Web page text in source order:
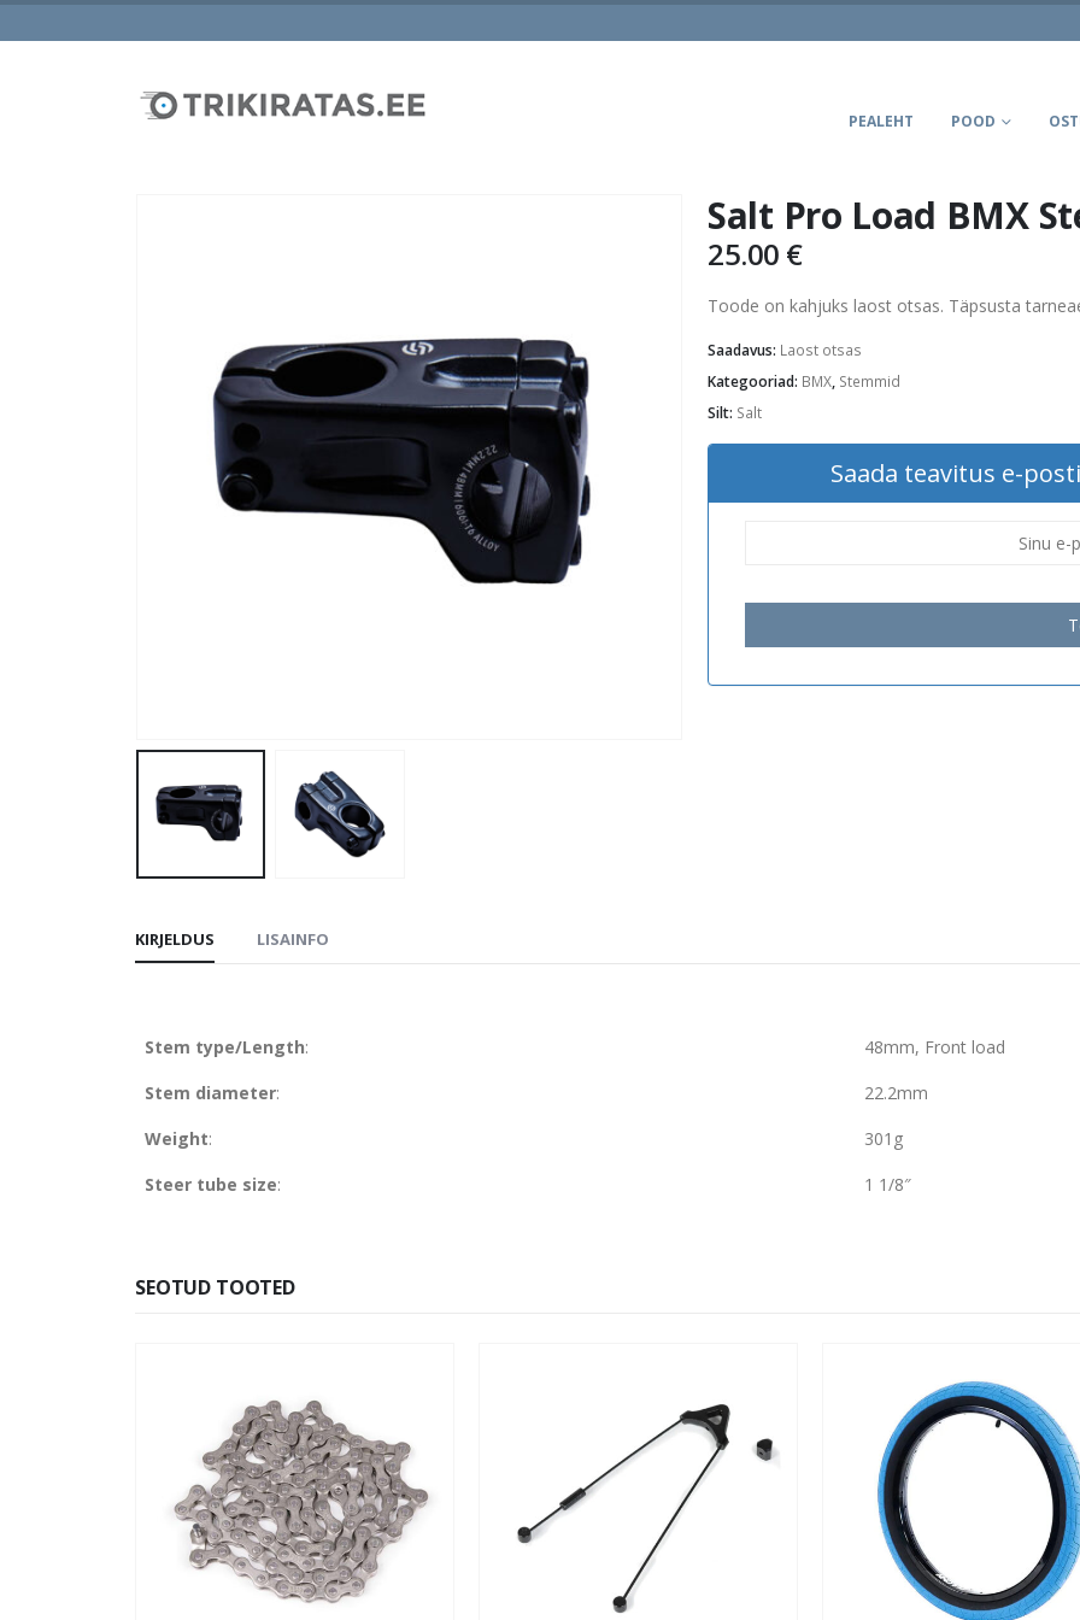
PEALEHT POOD
Salt Pro Load BMX
25.00 €
Toode on kahjuks laost otsas. Täpsusta
Saadavus: Laost otsas
Kategooriad: BMX, Stemmid
Silt: Salt
Saada teavitus e-
KIRJELDUS LISAINFO
Stem type/Length:
48mm, Front load
Stem diameter:
22.2mm
Weight:
301g
Steer tube size: 1 1/8″
SEOTUD TOOTED